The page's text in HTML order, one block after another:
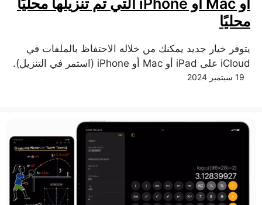
محليًا
يتوفر خيار جديد يمكنك من خلاله الاحتفاظ بالملفات في
iCloud على iPad أو Mac أو iPhone (استمر في التنزيل).
19 سبتمبر 2024